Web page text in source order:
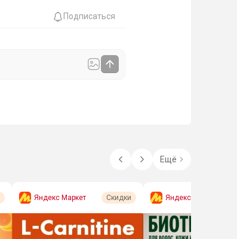
Подписаться
Ещё
Яндекс Маркет Скидки Яндекс Маркет